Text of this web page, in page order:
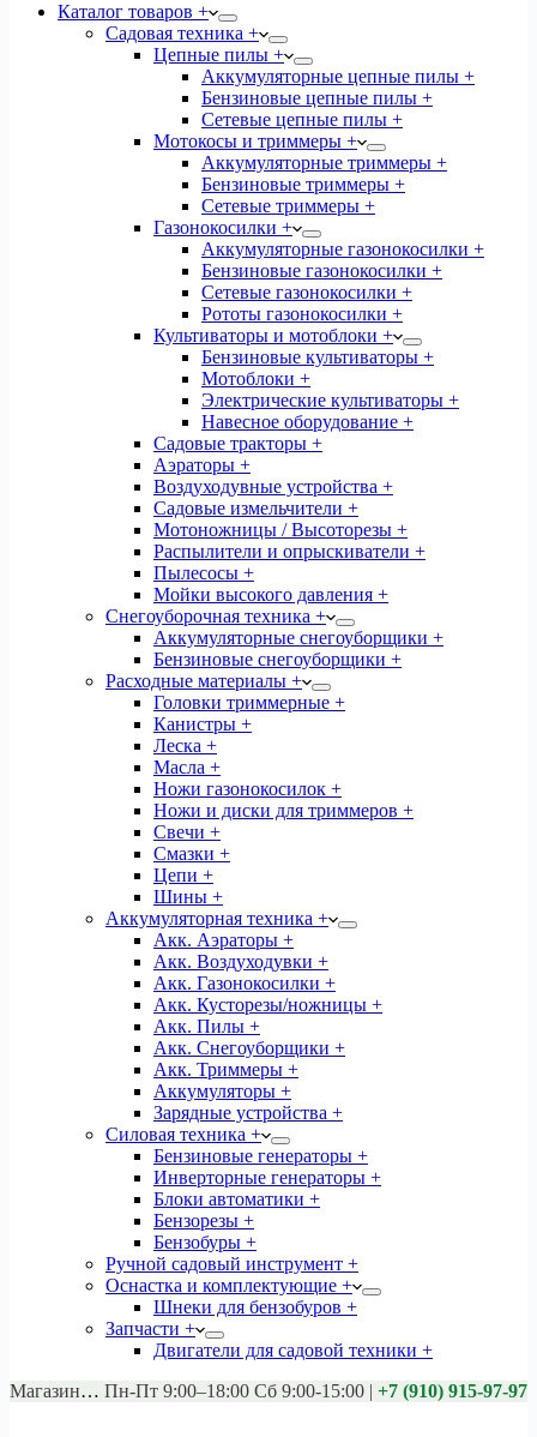
Каталог товаров +
Садовая техника +
Цепные пилы +
Аккумуляторные цепные пилы +
Бензиновые цепные пилы +
Сетевые цепные пилы +
Мотокосы и триммеры +
Аккумуляторные триммеры +
Бензиновые триммеры +
Сетевые триммеры +
Газонокосилки +
Аккумуляторные газонокосилки +
Бензиновые газонокосилки +
Сетевые газонокосилки +
Рототы газонокосилки +
Культиваторы и мотоблоки +
Бензиновые культиваторы +
Мотоблоки +
Электрические культиваторы +
Навесное оборудование +
Садовые тракторы +
Аэраторы +
Воздуходувные устройства +
Садовые измельчители +
Мотоножницы / Высоторезы +
Распылители и опрыскиватели +
Пылесосы +
Мойки высокого давления +
Снегоуборочная техника +
Аккумуляторные снегоуборщики +
Бензиновые снегоуборщики +
Расходные материалы +
Головки триммерные +
Канистры +
Леска +
Масла +
Ножи газонокосилок +
Ножи и диски для триммеров +
Свечи +
Смазки +
Цепи +
Шины +
Аккумуляторная техника +
Акк. Аэраторы +
Акк. Воздуходувки +
Акк. Газонокосилки +
Акк. Кусторезы/ножницы +
Акк. Пилы +
Акк. Снегоуборщики +
Акк. Триммеры +
Аккумуляторы +
Зарядные устройства +
Силовая техника +
Бензиновые генераторы +
Инверторные генераторы +
Блоки автоматики +
Бензорезы +
Бензобуры +
Ручной садовый инструмент +
Оснастка и комплектующие +
Шнеки для бензобуров +
Запчасти +
Двигатели для садовой техники +
Магазины: Калуга ул. Московская д.113
Пн-Пт 9:00–18:00 Сб 9:00-15:00 | +7 (910) 915-97-97